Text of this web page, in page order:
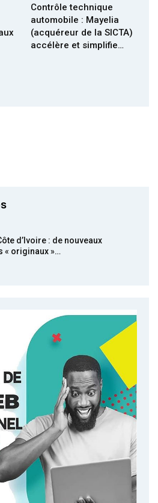
Contrôle technique
automobile : Mayelia
(acquéreur de la SICTA)
accélère et simplifie…
d’Ivoire : de nouveaux
« originaux »…